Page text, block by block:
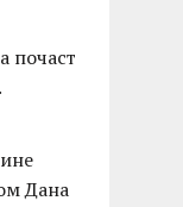
почаст
Дана